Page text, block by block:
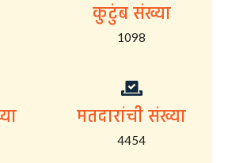
कुटुंब संख्या
1098
मतदारांची संख्या
4454